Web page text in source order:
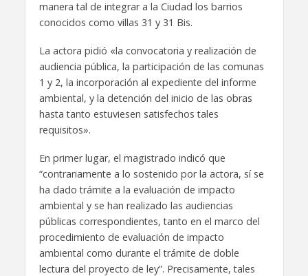
manera tal de integrar a la Ciudad los barrios
conocidos como villas 31 y 31 Bis.
La actora pidió «la convocatoria y realización de
audiencia pública, la participación de las comunas
1 y 2, la incorporación al expediente del informe
ambiental, y la detención del inicio de las obras
hasta tanto estuviesen satisfechos tales
requisitos».
En primer lugar, el magistrado indicó que
“contrariamente a lo sostenido por la actora, sí se
ha dado trámite a la evaluación de impacto
ambiental y se han realizado las audiencias
públicas correspondientes, tanto en el marco del
procedimiento de evaluación de impacto
ambiental como durante el trámite de doble
lectura del proyecto de ley”. Precisamente, tales